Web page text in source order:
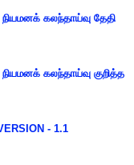
கலந்தாய்வு தேதி
கலந்தாய்வு குறித்த
- 1.1